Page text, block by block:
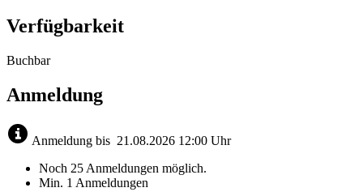
Verfügbarkeit
Buchbar
Anmeldung
Anmeldung bis 21.08.2026 12:00 Uhr
Noch 25 Anmeldungen möglich.
Min. 1 Anmeldungen